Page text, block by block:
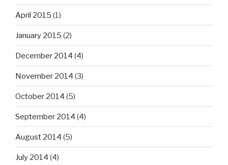
April 2015 (1)
January 2015 (2)
December 2014 (4)
November 2014 (3)
October 2014 (5)
September 2014 (4)
August 2014 (5)
July 2014 (4)